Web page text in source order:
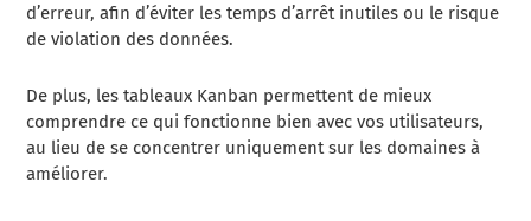
d’erreur, afin d’éviter les temps d’arrêt inutiles ou le risque
de violation des données.
De plus, les tableaux Kanban permettent de mieux
comprendre ce qui fonctionne bien avec vos utilisateurs,
au lieu de se concentrer uniquement sur les domaines à
améliorer.